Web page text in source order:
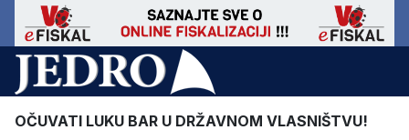
OČUVATI LUKU BAR U DRŽAVNOM VLASNIŠTVU!